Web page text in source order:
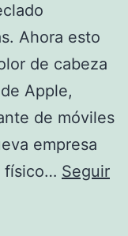
Ahora esto
de cabeza
Apple,
de móviles
empresa
físico… Seguir